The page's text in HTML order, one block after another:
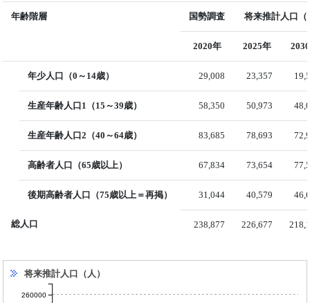
年齢階層 国勢調査 将来推計人口（
2020年 2025年
年少人口（0～14歳） 29,008 23,357
生産年齢人口1（15～39歳） 58,350 50,973
生産年齢人口2（40～64歳） 83,685 78,693
高齢者人口（65歳以上） 67,834 73,654
後期高齢者人口（75歳以上＝再掲） 31,044 40,579
総人口 238,877 226,677
将来推計人口（人）
260000